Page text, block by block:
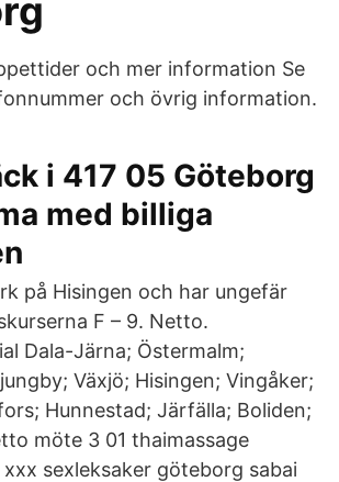
och mer information Se
och övrig information.
i 417 05 Göteborg
med billiga
på Hisingen och har ungefär
F – 9. Netto.
Dala-Järna; Östermalm;
Växjö; Hisingen; Vingåker;
Hunnestad; Järfälla; Boliden;
möte 3 01 thaimassage
sexleksaker göteborg sabai